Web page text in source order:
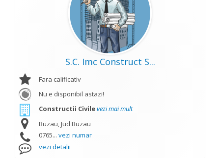
S.C. Imc Construct S...
Fara calificativ
Nu e disponibil astazi!
Constructii Civilevezi mai mult
Buzau, Jud Buzau
0765... vezi numar
vezi detalii